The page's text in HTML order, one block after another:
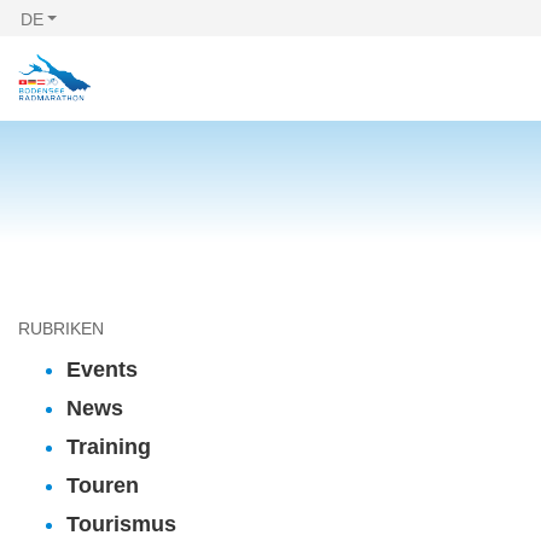
DE
RUBRIKEN
Events
News
Training
Touren
Tourismus